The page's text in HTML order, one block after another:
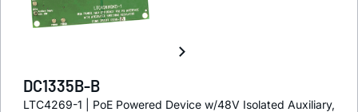
DC1335B-B
LTC4269-1 | PoE Powered Device w/48V Isolated Auxiliary,